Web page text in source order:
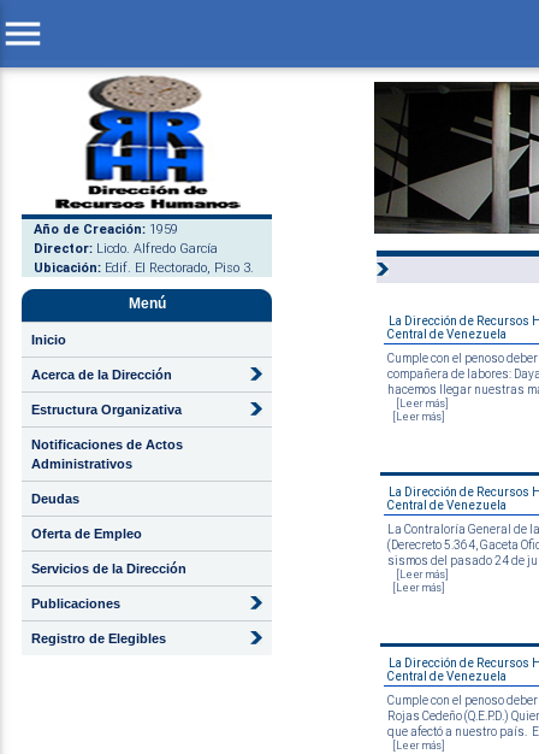
menu
Año de Creación: 1959
Director: Licdo. Alfredo García
Ubicación: Edif. El Rectorado, Piso 3.
Menú
Inicio
Acerca de la Dirección
Estructura Organizativa
Notificaciones de Actos
Administrativos
Deudas
Oferta de Empleo
Servicios de la Dirección
Publicaciones
Registro de Elegibles
La Dirección de Recursos
Central de Venezuela
Cumple con el penoso
compañera de labores:
hacemos llegar nuestras
[Leer más]
[Leer más]
La Dirección de Recursos
Central de Venezuela
La Contraloría General de
(Derecreto 5.364, Gaceta
sismos del pasado 24 de
[Leer más]
[Leer más]
La Dirección de Recursos
Central de Venezuela
Cumple con el penoso
Rojas Cedeño (Q.E.P.D.)
que afectó a nuestro país.
[Leer más]